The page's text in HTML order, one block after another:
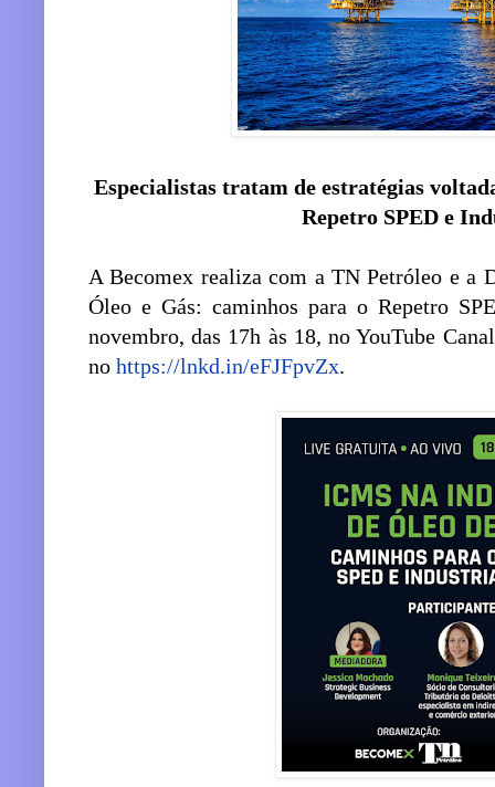
Especialistas tratam de estratégias
Repetro SPED e
A Becomex realiza com a TN Petróleo e a
Óleo e Gás: caminhos para o Repetro
novembro, das 17h às 18, no YouTube
no https://lnkd.in/eFJFpvZx.